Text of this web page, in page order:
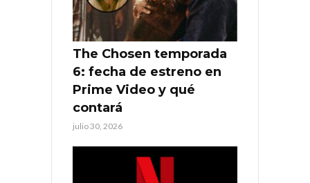
The Chosen temporada
6: fecha de estreno en
Prime Video y qué
contará
julio 30, 2026